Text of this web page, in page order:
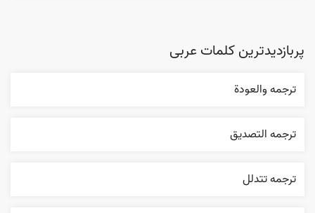
پربازدیدترین کلمات عربی
ترجمه والعودة
ترجمه التصديق
ترجمه تتدلل